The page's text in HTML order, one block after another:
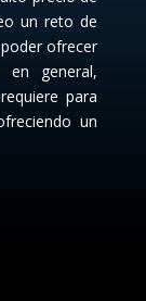
un reto de
ofrecer
en general,
para
un